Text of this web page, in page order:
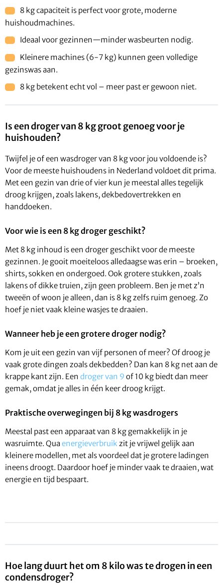
8 kg capaciteit is perfect voor grote, moderne
huishoudmachines.
Ideaal voor gezinnen—minder wasbeurten nodig.
Kleinere machines (6-7 kg) kunnen geen volledige
gezinswas aan.
8 kg betekent echt vol – meer past er gewoon niet.
Is een droger van 8 kg groot genoeg voor je
huishouden?
Twijfel je of een wasdroger van 8 kg voor jou voldoende is?
Voor de meeste huishoudens in Nederland voldoet dit prima.
Met een gezin van drie of vier kun je meestal alles tegelijk
droog krijgen, zoals lakens, dekbedovertrekken en
handdoeken.
Voor wie is een 8 kg droger geschikt?
Met 8 kg inhoud is een droger geschikt voor de meeste
gezinnen. Je gooit moeiteloos alledaagse was erin – broeken,
shirts, sokken en ondergoed. Ook grotere stukken, zoals
lakens of dikke truien, zijn geen probleem. Ben je met z’n
tweeën of woon je alleen, dan is 8 kg zelfs ruim genoeg. Zo
hoef je niet vaak kleine wasjes te draaien.
Wanneer heb je een grotere droger nodig?
Kom je uit een gezin van vijf personen of meer? Of droog je
vaak grote dingen zoals dekbedden? Dan kan 8 kg net aan de
krappe kant zijn. Een droger van 9 of 10 kg biedt dan meer
gemak, omdat je alles in één keer droog krijgt.
Praktische overwegingen bij 8 kg wasdrogers
Meestal past een apparaat van 8 kg gemakkelijk in je
wasruimte. Qua energieverbruik zit je vrijwel gelijk aan
kleinere modellen, met als voordeel dat je grotere ladingen
ineens droogt. Daardoor hoef je minder vaak te draaien, wat
energie en tijd bespaart.
Hoe lang duurt het om 8 kilo was te drogen in een
condensdroger?